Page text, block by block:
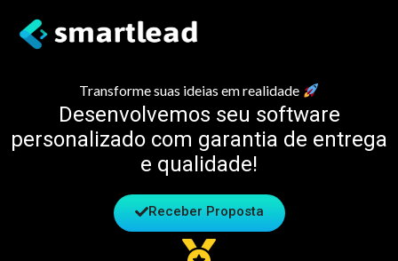
Transforme suas ideias em realidade
Desenvolvemos seu software
personalizado com garantia de entrega
e qualidade!
Receber Proposta